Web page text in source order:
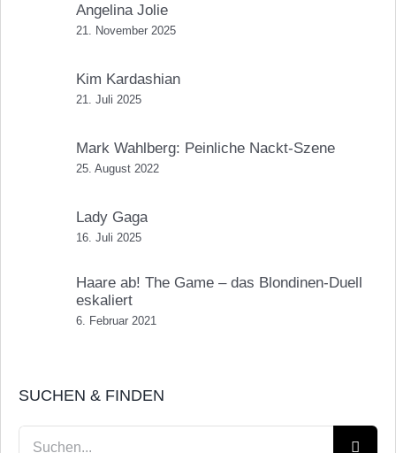
Angelina Jolie
21. November 2025
Kim Kardashian
21. Juli 2025
Mark Wahlberg: Peinliche Nackt-Szene
25. August 2022
Lady Gaga
16. Juli 2025
Haare ab! The Game – das Blondinen-Duell
eskaliert
6. Februar 2021
SUCHEN & FINDEN
Suche